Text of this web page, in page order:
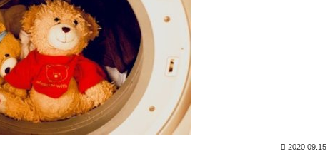
2020.09.15